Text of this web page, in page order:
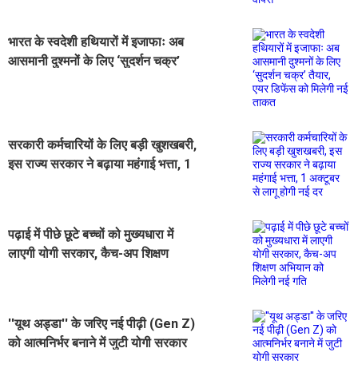
भारत के स्वदेशी हथियारों में इजाफाः अब
आसमानी दुश्मनों के लिए ‘सुदर्शन चक्र’
सरकारी कर्मचारियों के लिए बड़ी खुशखबरी,
इस राज्य सरकार ने बढ़ाया महंगाई भत्ता, 1
पढ़ाई में पीछे छूटे बच्चों को मुख्यधारा में
लाएगी योगी सरकार, कैच-अप शिक्षण
''यूथ अड्डा'' के जरिए नई पीढ़ी (Gen Z)
को आत्मनिर्भर बनाने में जुटी योगी सरकार